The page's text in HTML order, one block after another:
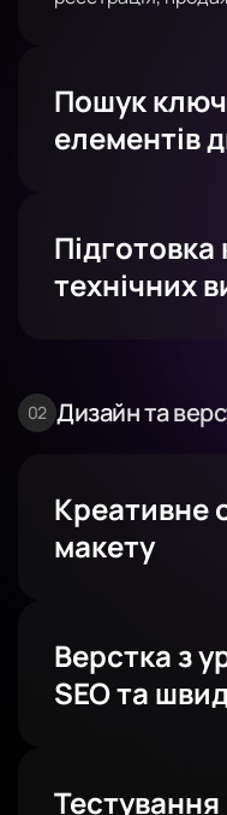
Пошук
елементів
Підготовка
технічних
Дизайн та
Креативне
макету
Верстка з
SEO та
Тестування